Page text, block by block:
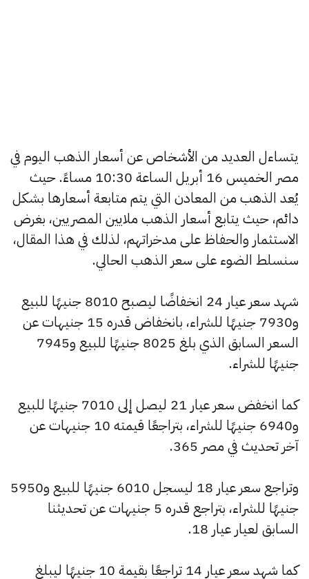
يتساءل العديد من الأشخاص عن أسعار الذهب اليوم في
مصر الخميس 16 أبريل الساعة 10:30 مساءً. حيث
يُعد الذهب من المعادن التي يتم متابعة أسعارها بشكل
دائم، حيث يتابع أسعار الذهب ملايين المصريين، بغرض
الاستثمار والحفاظ على مدخراتهم، لذلك في هذا المقال،
سنسلط الضوء على سعر الذهب الحالي.
شهد سعر عيار 24 انخفاضًا ليصبح 8010 جنيهًا للبيع
و7930 جنيهًا للشراء، بانخفاض قدره 15 جنيهات عن
السعر السابق الذي بلغ 8025 جنيهًا للبيع و7945
جنيهًا للشراء.
كما انخفض سعر عيار 21 ليصل إلى 7010 جنيهًا للبيع
و6940 جنيهًا للشراء، بتراجعًا قيمته 10 جنيهات عن
آخر تحديث في مصر 365.
وتراجع سعر عيار 18 ليسجل 6010 جنيهًا للبيع و5950
جنيهًا للشراء، بتراجع قدره 5 جنيهات عن تحديثنا
السابق لعيار عيار 18.
كما شهد سعر عيار 14 تراجعًا بقيمة 10 جنيهًا ليبلغ